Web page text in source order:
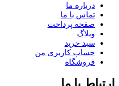
درباره ما
تماس با ما
صفحه پرداخت
وبلاگ
سبد خرید
حساب کاربری من
فروشگاه
ارتباط با ما